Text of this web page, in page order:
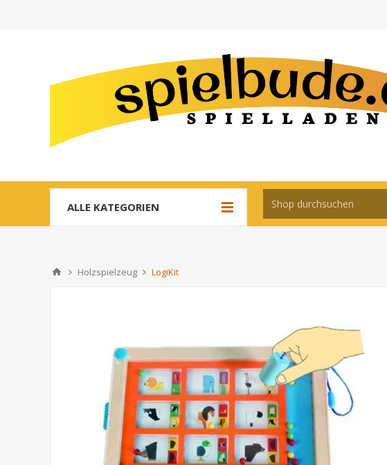
ALLE KATEGORIEN
Holzspielzeug LogiKit